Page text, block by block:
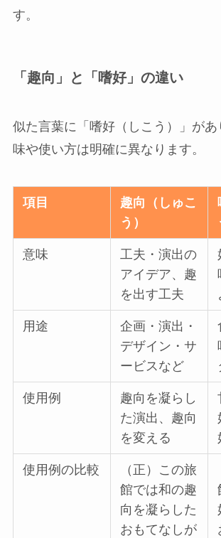
す。
「趣向」と「嗜好」の違い
似た言葉に「嗜好（しこう）」が
味や使い方は明確に異なります。
項目
趣向（しゅこ
う）
意味
工夫・演出の
アイデア、趣
を出す工夫
用途
企画・演出・
デザイン・サ
ービスなど
使用例
趣向を凝らし
た演出、趣向
を変える
使用例の比較
（正）この旅
館では和の趣
向を凝らした
おもてなしが